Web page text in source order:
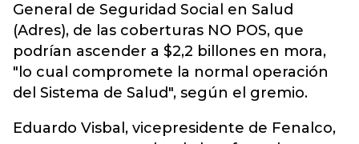
General de Seguridad Social en Salud
(Adres), de las coberturas NO POS, que
podrían ascender a $2,2 billones en mora,
"lo cual compromete la normal operación
del Sistema de Salud", según el gremio.
Eduardo Visbal, vicepresidente de Fenalco,